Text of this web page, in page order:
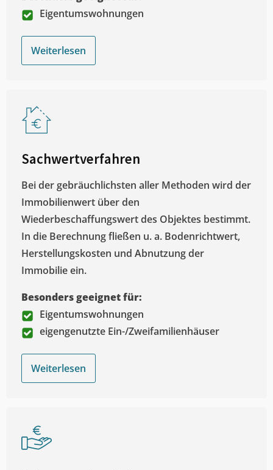
Eigentumswohnungen
Weiterlesen
Sachwertverfahren
Bei der gebräuchlichsten aller Methoden wird der
Immobilienwert über den
Wiederbeschaffungswert des Objektes bestimmt.
In die Berechnung fließen u. a. Bodenrichtwert,
Herstellungskosten und Abnutzung der
Immobilie ein.
Besonders geeignet für:
Eigentumswohnungen
eigengenutzte Ein-/Zweifamilienhäuser
Weiterlesen